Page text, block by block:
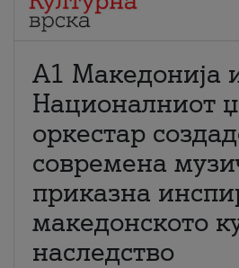
А1 Македонија
Националниот
оркестар
современа
приказна
македонското
наследство